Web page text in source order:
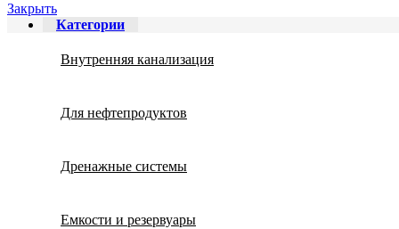
Закрыть
Категории
Внутренняя канализация
Для нефтепродуктов
Дренажные системы
Емкости и резервуары